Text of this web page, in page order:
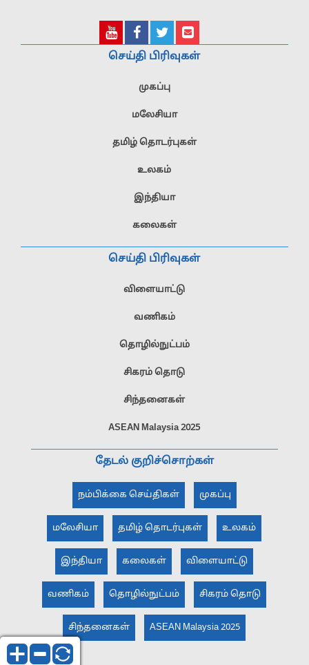
செய்தி பிரிவுகள்
முகப்பு
மலேசியா
தமிழ் தொடர்புகள்
உலகம்
இந்தியா
கலைகள்
செய்தி பிரிவுகள்
விளையாட்டு
வணிகம்
தொழில்நுட்பம்
சிகரம் தொடு
சிந்தனைகள்
ASEAN Malaysia 2025
தேடல் குறிச்சொற்கள்
நம்பிக்கை செய்திகள் முகப்பு
மலேசியா தமிழ் தொடர்புகள் உலகம்
இந்தியா கலைகள் விளையாட்டு
வணிகம் தொழில்நுட்பம் சிகரம் தொடு
சிந்தனைகள் ASEAN Malaysia 2025